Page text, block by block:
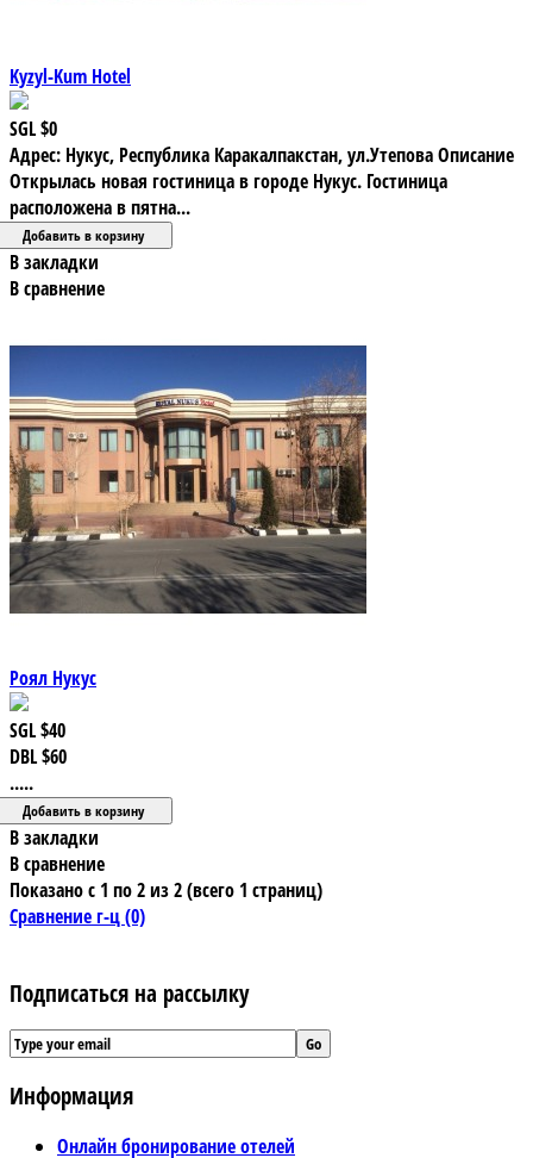
Kyzyl-Kum Hotel
SGL$0
Адрес: Нукус, Республика Каракалпакстан, ул.Утепова Описание
Открылась новая гостиница в городе Нукус. Гостиница
расположена в пятна...
В закладки
В сравнение
Роял Нукус
SGL$40
DBL$60
.....
В закладки
В сравнение
Показано с 1 по 2 из 2 (всего 1 страниц)
Сравнение г-ц (0)
Подписаться на рассылку
Информация
Онлайн бронирование отелей